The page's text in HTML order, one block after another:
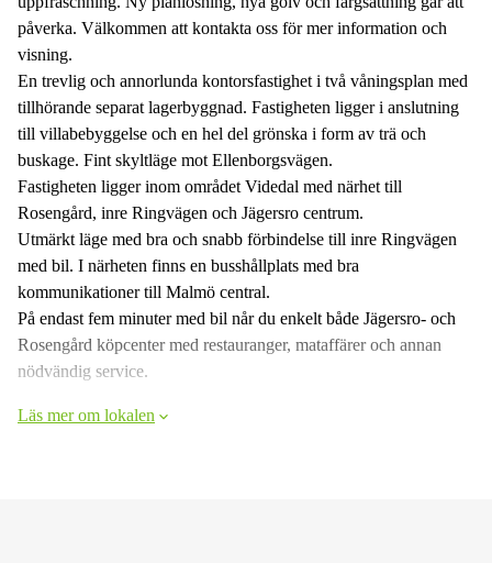
påverka. Välkommen att kontakta oss för mer information och
visning.
En trevlig och annorlunda kontorsfastighet i två våningsplan med
tillhörande separat lagerbyggnad. Fastigheten ligger i anslutning
till villabebyggelse och en hel del grönska i form av trä och
buskage. Fint skyltläge mot Ellenborgsvägen.
Fastigheten ligger inom området Videdal med närhet till
Rosengård, inre Ringvägen och Jägersro centrum.
Utmärkt läge med bra och snabb förbindelse till inre Ringvägen
med bil. I närheten finns en busshållplats med bra
kommunikationer till Malmö central.
På endast fem minuter med bil når du enkelt både Jägersro- och
Rosengård köpcenter med restauranger, mataffärer och annan
nödvändig service.
Läs mer om lokalen